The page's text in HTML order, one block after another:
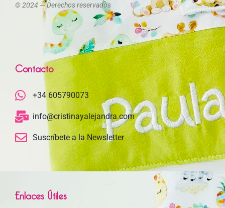
© 2024 — Derechos reservados
Contacto
+34 605790073
info@cristinayalejandra.com
Suscríbete a la Newsletter
Enlaces Útiles